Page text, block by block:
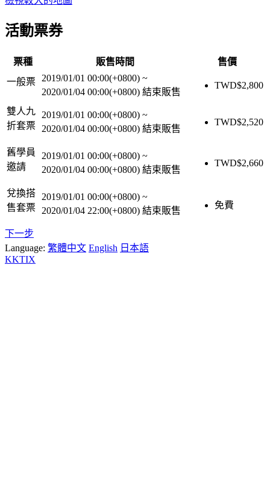
活動票券
票種 販售時間
售價
一般票
2019/01/01 00:00(+0800) ~
2020/01/04 00:00(+0800) 結束販售
TWD$2,800
雙人九
折套票
2019/01/01 00:00(+0800) ~
2020/01/04 00:00(+0800) 結束販售
TWD$2,520
舊學員
邀請
2019/01/01 00:00(+0800) ~
2020/01/04 00:00(+0800) 結束販售
TWD$2,660
兌換搭
售套票
2019/01/01 00:00(+0800) ~
2020/01/04 22:00(+0800) 結束販售
免費
下一步
Language: 繁體中文 English 日本語
KKTIX